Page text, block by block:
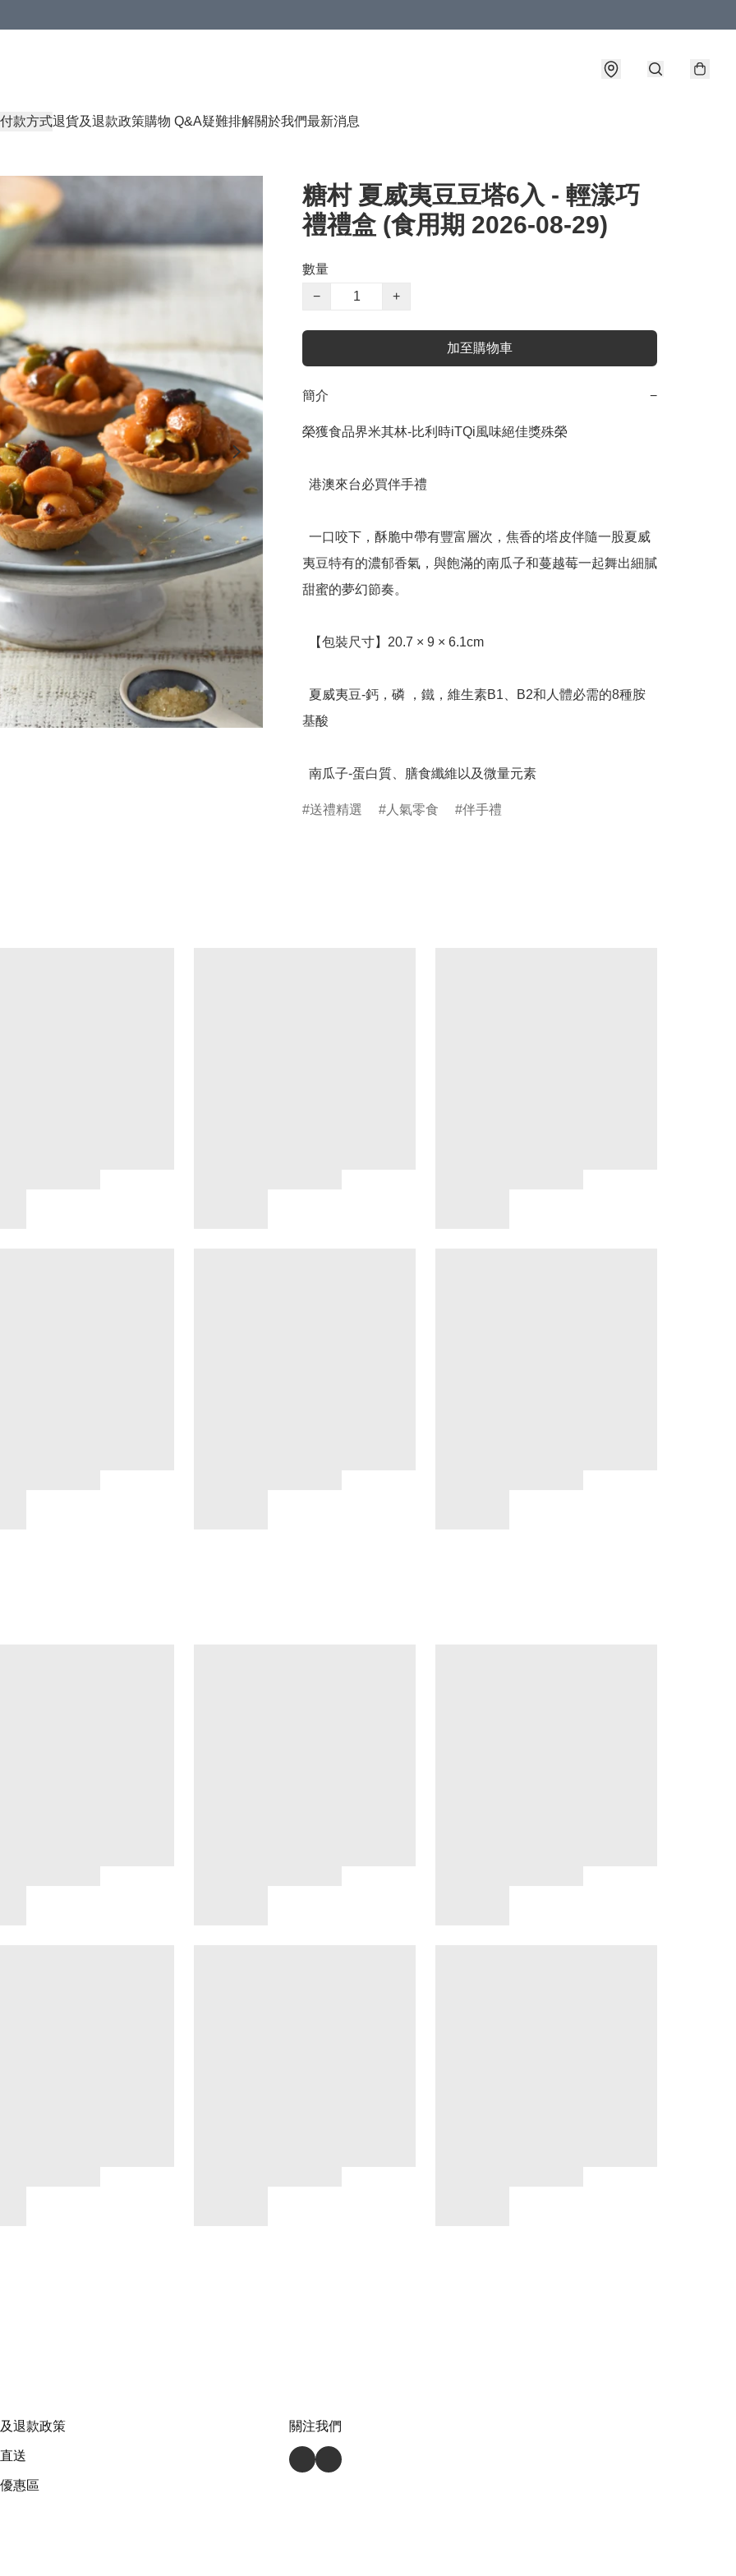
付款方式退貨及退款政策購物 Q&A疑難排解關於我們最新消息
糖村 夏威夷豆豆塔6入 - 輕漾巧
禮禮盒 (食用期 2026-08-29)
數量
−
+
加至購物車
簡介 −
榮獲食品界米其林-比利時iTQi風味絕佳獎殊榮
夷豆特有的濃郁香氣，與飽滿的南瓜子和蔓越莓一起舞出細膩
甜蜜的夢幻節奏。
基酸
  南瓜子-蛋白質、膳食纖維以及微量元素
送禮精選 人氣零食 伴手禮
退款政策
送
惠區
關注我們